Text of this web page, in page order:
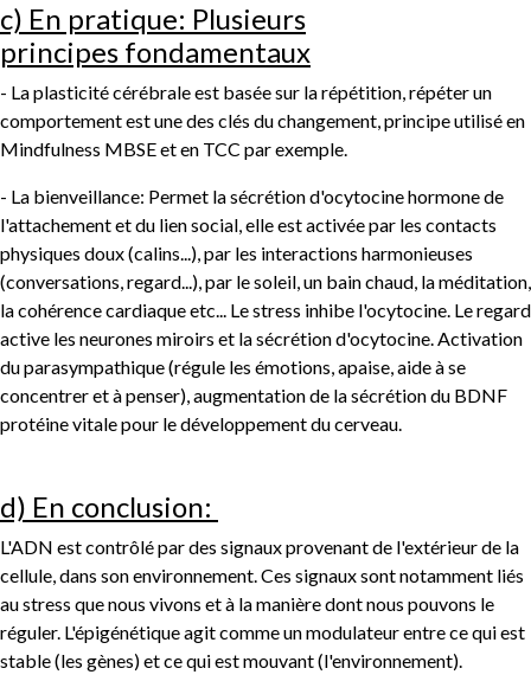
c) En pratique: Plusieurs
principes fondamentaux
- La plasticité cérébrale est basée sur la répétition, répéter un
comportement est une des clés du changement, principe utilisé en
Mindfulness MBSE et en TCC par exemple.
- La bienveillance: Permet la sécrétion d'ocytocine hormone de
l'attachement et du lien social, elle est activée par les contacts
physiques doux (calins...), par les interactions harmonieuses
(conversations, regard...), par le soleil, un bain chaud, la méditation,
la cohérence cardiaque etc... Le stress inhibe l'ocytocine. Le regard
active les neurones miroirs et la sécrétion d'ocytocine. Activation
du parasympathique (régule les émotions, apaise, aide à se
concentrer et à penser), augmentation de la sécrétion du BDNF
protéine vitale pour le développement du cerveau.
d) En conclusion:
L'ADN est contrôlé par des signaux provenant de l'extérieur de la
cellule, dans son environnement. Ces signaux sont notamment liés
au stress que nous vivons et à la manière dont nous pouvons le
réguler. L'épigénétique agit comme un modulateur entre ce qui est
stable (les gènes) et ce qui est mouvant (l'environnement).